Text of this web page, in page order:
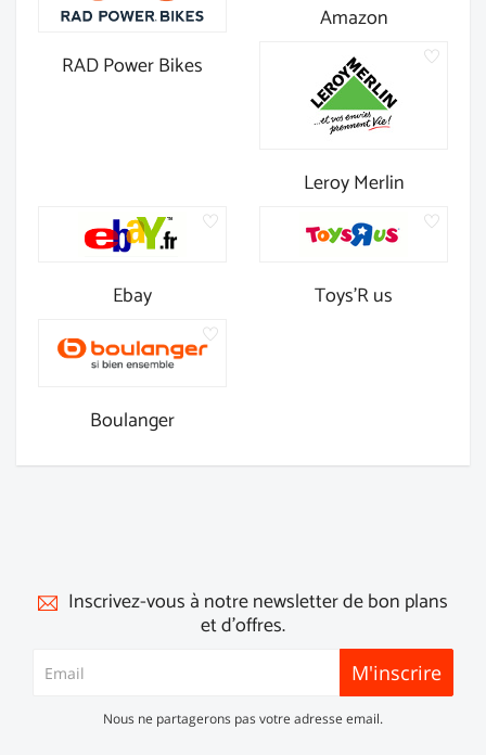
RAD Power Bikes
Amazon
Leroy Merlin
Ebay Toys'R us
Boulanger
Inscrivez-vous à notre newsletter de bon plans
et d'offres.
M'inscrire
Nous ne partagerons pas votre adresse email.